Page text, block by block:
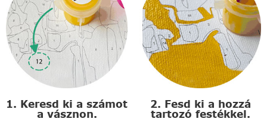
1. Keresd ki a számot
a vásznon.
2. Fesd ki a hozzá
tartozó festékkel.